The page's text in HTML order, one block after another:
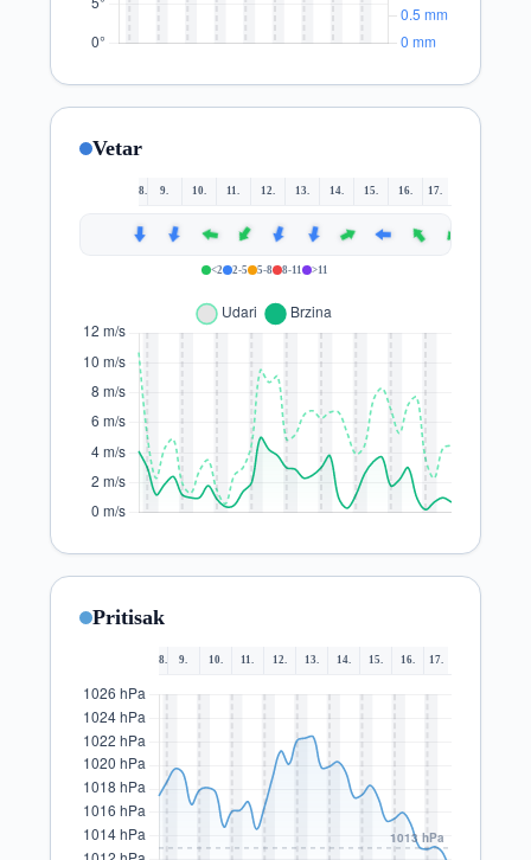
Vetar
8. 9. 10. 11. 12. 13. 14. 15. 16. 17.
Pritisak
8. 9. 10. 11. 12. 13. 14. 15. 16. 17.